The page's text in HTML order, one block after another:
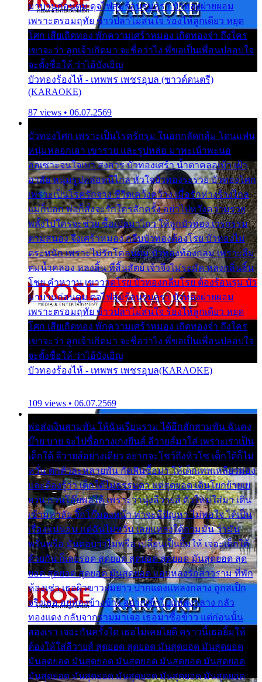
มาบานก่อนตูม ดุจไฟสุมร้อนรุมอุรา บัวทองผ่ายผอม
เพราะตรอมฤทัย ข้าวปลาไม่สนใจ ร้องไห้ลูกเดียว หยุด
โศก เสียเถิดทอง พักความเศร้าหมอง เถิดทองจ๋า ถึงใคร
เขาจะว่า ลูกเจ้าเกิดมา จะชื่อว่าไง พี่ขอเป็นเพื่อนปลอบใจ
จะตั้งชื่อให้ ว่าไอ้บังเอิญ
บัวทองร้องไห้ - เทพพร เพชรอุบล (ซาวด์ดนตรี)
(KARAOKE)
87 views • 06.07.2569
บัวทองโศก เพราะเป็นโรครักรุม ในอกกลัดกลุ้ม โดนแฟน
หนุ่มหลอกเอา เขารวย และรูปหล่อ มาพะเน้าพะนอ
ออเซาะจนใจเบา สงสาร บัวทองเศร้า น้ำตาคลอเบ้า เฝ้า
อาลัย หนุ่มรูปหล่อหนีไกล หัวใจบัวทองระรวย บัวทองโศก
เพราะเป็นโรครักจาง ชีวิตเคว้งคว้าง เมื่อรักห่างร้างไกล
แม่ก็บอก พ่อก็สั่งจะรักใครสักครั้ง อย่าไปหวังความรวย
พลั้งไปใครจะช่วย ซื้อเปลมาไกว ให้ลูกบัวทอง เวรกรรม
ตามสนอง จึงเศร้าหมอง กลีบบัวทองต้องโรย บัวทองไม่
ตระหนัก เพราะไม่รักโคลนตม บัวทองท้องกลม เพราะลืม
ตมน้ำคลอง หลงลิ้น ที่สิ้นสัตย์ เจ้าจึงไม่ระมัด หลงกลิ่นลิ้น
โชย คำหวาน เขาวาดโรย บัวทองกลีบโรย ต้องร้อนรุม บัว
มาบานก่อนตูม ดุจไฟสุมร้อนรุมอุรา บัวทองผ่ายผอม
เพราะตรอมฤทัย ข้าวปลาไม่สนใจ ร้องไห้ลูกเดียว หยุด
โศก เสียเถิดทอง พักความเศร้าหมอง เถิดทองจ๋า ถึงใคร
เขาจะว่า ลูกเจ้าเกิดมา จะชื่อว่าไง พี่ขอเป็นเพื่อนปลอบใจ
จะตั้งชื่อให้ ว่าไอ้บังเอิญ
บัวทองร้องไห้ - เทพพร เพชรอุบล(KARAOKE)
109 views • 06.07.2569
พ่อส่งเงินสามพัน ให้ฉันเรียนราม ได้อีกสักสามพัน ฉันคง
บ๊าย บาย จะไปซื้อกางเกงยีนส์ ลีวายส์มาใส่ เพราะเราเป็น
เด็กใต้ ลีวายส์อย่างเดียว อยากจะโชว์ถึงหิวโซ เด็กใต้ก็ไม่
หวั่น ตกตัวละหลายพัน กัดฟันซื้อมา ให้เด็กเทพเหลียวมอง
และต้องรู้ว่า เด็กใต้ไม่ธรรมดา แต่สุดยอด เดินโยกย้ายเย
ยวน กวนโอ๊ยพอได้ เพราะว่านุ่งลีวายส์ ตัวใหม่ใส่มา เดิน
เข้ามหาลัย จิ๊กโก๊มองหน้า ท่าจะมีปัญหา ไม่พอใจ ได้เป็น
เรื่องแน่นอน แต่ฉันไม่หวั่น เลยแหลงใต้ถามมัน ว่ามัน
พรั่นพรือ มันตอบว่าไม่พรื่อ เปลี่ยนเป็นยิ้มให้ เจอะเด็กใต้
ด้วยกัน ก็เลยรอด สุดยอด สุดยอด สุดยอด มันสุดยอด สุด
ยอด สุดยอด สุดยอด มันสุดยอด แอบหลงรักสาวราม ที่พัก
ห้องเช่า เธอผิวขาวผมยาว ปากแดงแหลงกลาง ถูกสเป็ก
จริงเธอ อยู่ห้องข้างข้าง อยากเข้าไปแหลงกลาง กลัว
ทองแดง กลับจากรามมาเจอ เธอมาซื้อข้าว แต่ก่อนนั้น
สองเรา เจอะกันครั้งใด เธอไม่เคยไยดี คราวนี้เธอยิ้มให้
ต้องให้ใส่ลีวายส์ สุดยอด สุดยอด มันสุดยอด มันสุดยอด
มันสุดยอด มันสุดยอด มันสุดยอด มันสุดยอด มันสุดยอด
มันสุดยอด มันสุดยอด มันสุดยอด มันสุดยอด มันสุดยอด